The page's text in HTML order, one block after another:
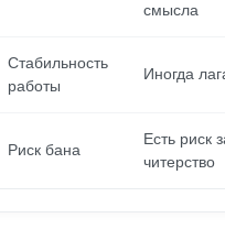
смысла
Стабильность
работы
Иногда
Риск бана
Есть риск
читерство